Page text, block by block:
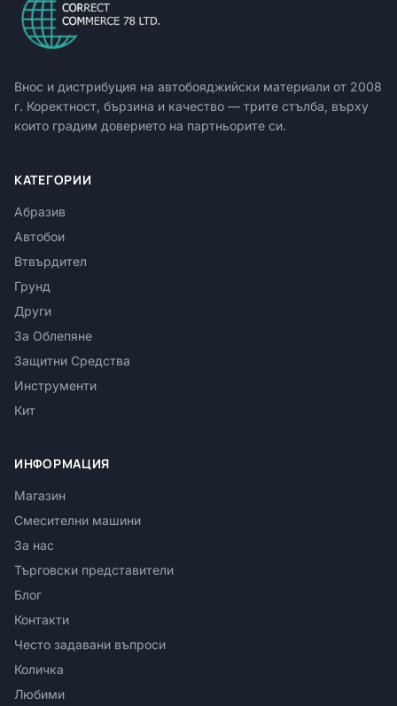
Внос и дистрибуция на автобояджийски материали от 2008
г. Коректност, бързина и качество — трите стълба, върху
които градим доверието на партньорите си.
КАТЕГОРИИ
Абразив
Автобои
Втвърдител
Грунд
Други
За Облепяне
Защитни Средства
Инструменти
Кит
ИНФОРМАЦИЯ
Магазин
Смесителни машини
За нас
Търговски представители
Блог
Контакти
Често задавани въпроси
Количка
Любими